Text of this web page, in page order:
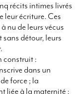
récits intimes livrés
leur écriture. Ces
nu de leurs vécus
détour, leurs
construit :
dans un
force ; la
liée à la maternité ;